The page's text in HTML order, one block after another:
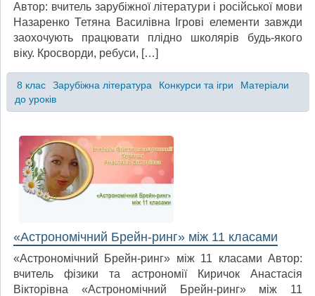
Автор: вчитель зарубіжної літератури і російської мови
Назаренко Тетяна Василівна Ігрові елементи завжди
заохочують працювати плідно школярів будь-якого
віку. Кросворди, ребуси, […]
8 клас Зарубіжна література Конкурси та ігри
Матеріали
до уроків
«Астрономічний Брейн-ринг» між 11 класами
«Астрономічний Брейн-ринг» між 11 класами Автор:
вчитель фізики та астрономії Киричок Анастасія
Вікторівна «Астрономічний Брейн-ринг» між 11